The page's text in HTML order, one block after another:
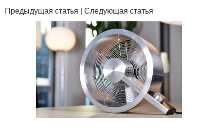
Предыдущая статья | Следующая статья